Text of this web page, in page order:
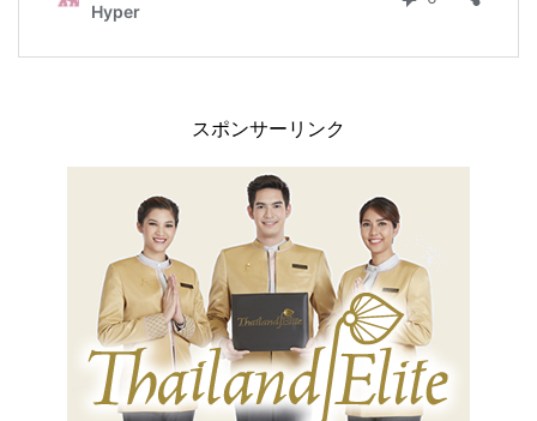
スポンサーリンク